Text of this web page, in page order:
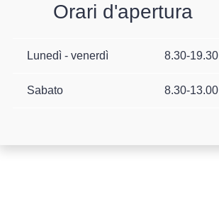
Orari d'apertura
Lunedì - venerdì 8.30-19.30
Sabato 8.30-13.00